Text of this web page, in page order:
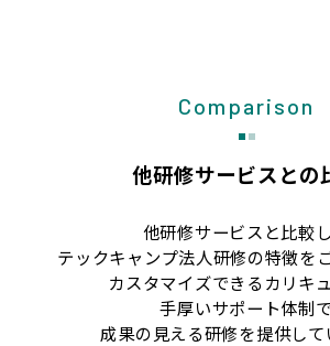
Comparison
他研修サービスとの
他研修サービスと比較
テックキャンプ法人研修の特徴を
カスタマイズできるカリキ
手厚いサポート体制
成果の見える研修を提供して